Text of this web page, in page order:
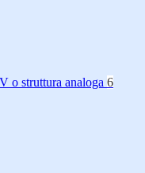
o struttura analoga 6